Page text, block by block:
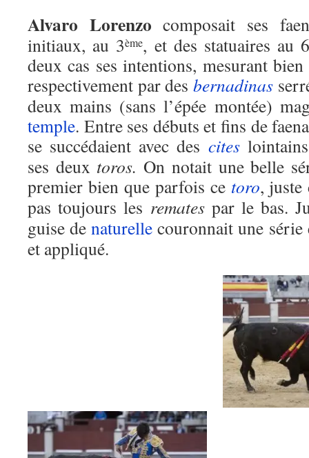
Alvaro Lorenzo composait ses
initiaux, au 3ème, et des statuaires au
deux cas ses intentions, mesurant
respectivement par des bernadinas
deux mains (sans l’épée montée)
temple. Entre ses débuts et fins de
se succédaient avec des citeslointains
ses deux toros.On notait une belle
premier bien que parfois ce toro, juste
pas toujours les rematespar le bas.
guise denaturelle couronnait une
et appliqué.